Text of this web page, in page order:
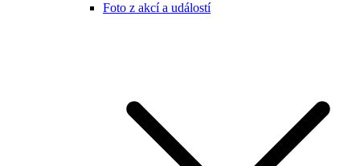
Foto z akcí a událostí